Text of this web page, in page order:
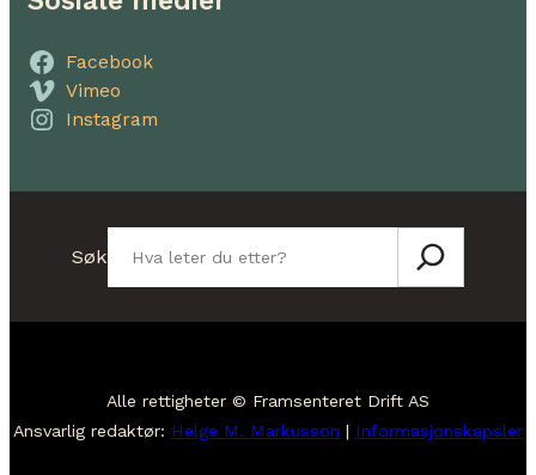
Facebook
Vimeo
Instagram
Søk
Alle rettigheter © Framsenteret Drift AS
Ansvarlig redaktør: Helge M. Markusson | Informasjonskapsler